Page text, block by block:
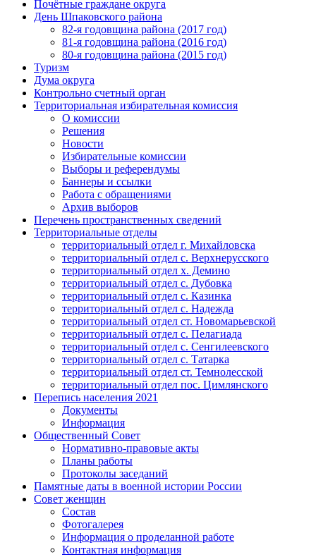
Почётные граждане округа
День Шпаковского района
82-я годовщина района (2017 год)
81-я годовщина района (2016 год)
80-я годовщина района (2015 год)
Туризм
Дума округа
Контрольно счетный орган
Территориальная избирательная комиссия
О комиссии
Решения
Новости
Избирательные комиссии
Выборы и референдумы
Баннеры и ссылки
Работа с обращениями
Архив выборов
Перечень пространственных сведений
Территориальные отделы
территориальный отдел г. Михайловска
территориальный отдел с. Верхнерусского
территориальный отдел х. Демино
территориальный отдел с. Дубовка
территориальный отдел с. Казинка
территориальный отдел с. Надежда
территориальный отдел ст. Новомарьевской
территориальный отдел с. Пелагиада
территориальный отдел с. Сенгилеевского
территориальный отдел с. Татарка
территориальный отдел ст. Темнолесской
территориальный отдел пос. Цимлянского
Перепись населения 2021
Документы
Информация
Общественный Совет
Нормативно-правовые акты
Планы работы
Протоколы заседаний
Памятные даты в военной истории России
Совет женщин
Состав
Фотогалерея
Информация о проделанной работе
Контактная информация